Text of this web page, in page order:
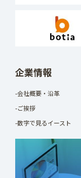
企業情報
-会社概要・沿革
-ご挨拶
-数字で見るイースト